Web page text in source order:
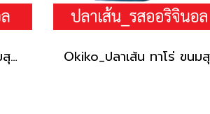
Okiko_ปลาเส้น ทาโร่ ขนมสุนัข (เนื้อปลา 100%) _รสออริจินอล30g.